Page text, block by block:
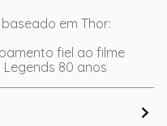
em Thor:
fiel ao filme
80 anos